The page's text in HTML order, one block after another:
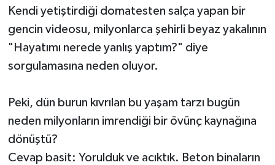
Kendi yetiştirdiği domatesten salça yapan bir
gencin videosu, milyonlarca şehirli beyaz yakalının
"Hayatımı nerede yanlış yaptım?" diye
sorgulamasına neden oluyor.
Peki, dün burun kıvrılan bu yaşam tarzı bugün
neden milyonların imrendiği bir övünç kaynağına
dönüştü?
Cevap basit: Yorulduk ve acıktık. Beton binaların